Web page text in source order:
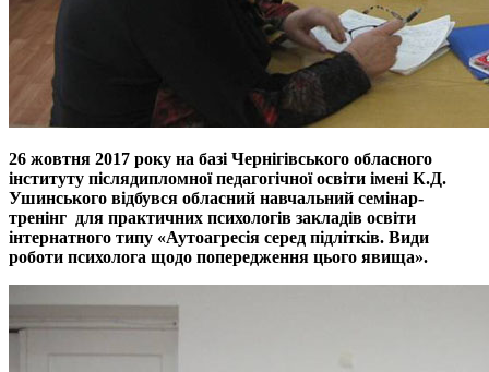
26 жовтня 2017 року на базі Чернігівського обласного
інституту післядипломної педагогічної освіти імені К.Д.
Ушинського відбувся обласний навчальний семінар-
тренінг для практичних психологів закладів освіти
інтернатного типу «Аутоагресія серед підлітків. Види
роботи психолога щодо попередження цього явища».